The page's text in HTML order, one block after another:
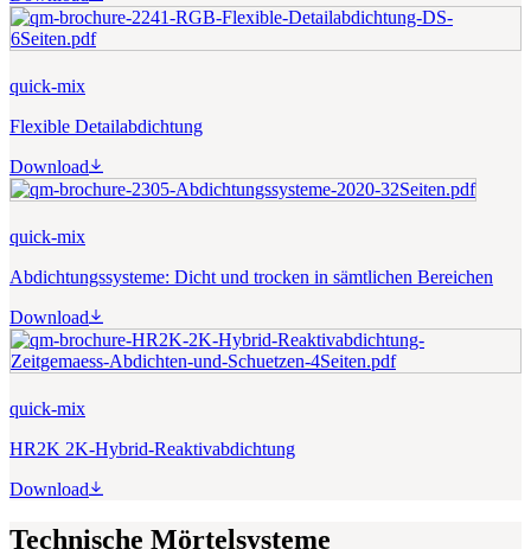
quick-mix
Flexible Detailabdichtung
Download
quick-mix
Abdichtungssysteme: Dicht und trocken in sämtlichen Bereichen
Download
quick-mix
HR2K 2K-Hybrid-Reaktivabdichtung
Download
Technische Mörtelsysteme